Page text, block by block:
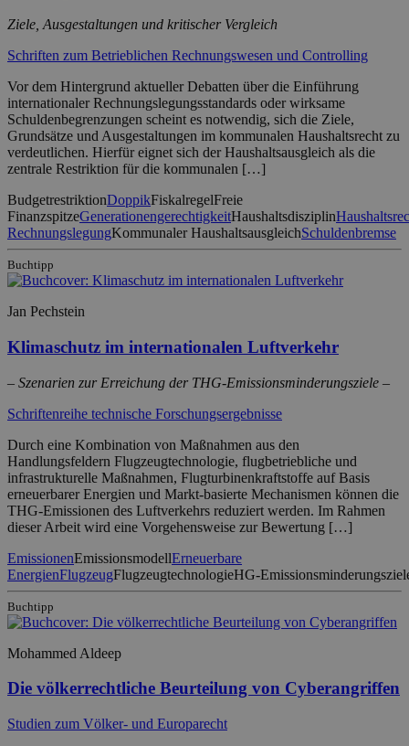
Ziele, Ausgestaltungen und kritischer Vergleich
Schriften zum Betrieblichen Rechnungswesen und Controlling
Vor dem Hintergrund aktueller Debatten über die Einführung
internationaler Rechnungslegungsstandards oder wirksame
Schuldenbegrenzungen scheint es notwendig, sich die Ziele,
Grundsätze und Ausgestaltungen im kommunalen Haushaltsrecht zu
verdeutlichen. Hierfür eignet sich der Haushaltsausgleich als die
zentrale Restriktion für die kommunalen […]
BudgetrestriktionDoppikFiskalregelFreie
FinanzspitzeGenerationengerechtigkeitHaushaltsdisziplin
RechnungslegungKommunaler HaushaltsausgleichSchuldenbremse
Buchtipp
Jan Pechstein
Klimaschutz im internationalen Luftverkehr
– Szenarien zur Erreichung der THG-Emissionsminderungsziele –
Schriftenreihe technische Forschungsergebnisse
Durch eine Kombination von Maßnahmen aus den
Handlungsfeldern Flugzeugtechnologie, flugbetriebliche und
infrastrukturelle Maßnahmen, Flugturbinenkraftstoffe auf Basis
erneuerbarer Energien und Markt-basierte Mechanismen können die
THG-Emissionen des Luftverkehrs reduziert werden. Im Rahmen
dieser Arbeit wird eine Vorgehensweise zur Bewertung […]
EmissionenEmissionsmodellErneuerbare
EnergienFlugzeugFlugzeugtechnologie
Buchtipp
Mohammed Aldeep
Die völkerrechtliche Beurteilung von Cyberangriffen
Studien zum Völker- und Europarecht